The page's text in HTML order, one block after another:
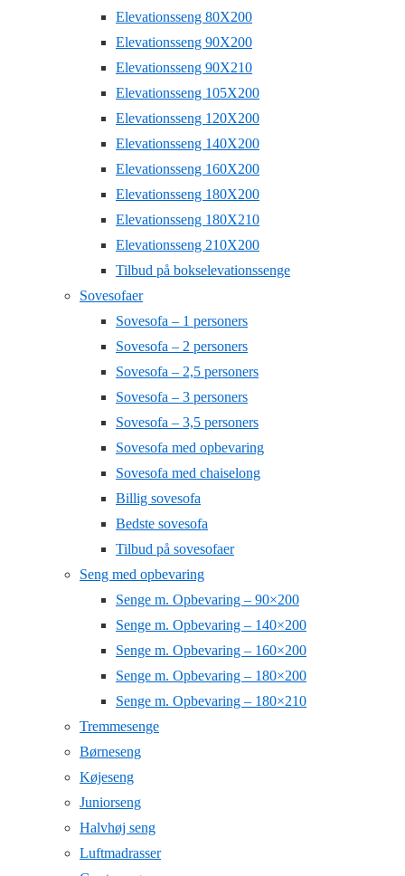
Elevationsseng 80X200
Elevationsseng 90X200
Elevationsseng 90X210
Elevationsseng 105X200
Elevationsseng 120X200
Elevationsseng 140X200
Elevationsseng 160X200
Elevationsseng 180X200
Elevationsseng 180X210
Elevationsseng 210X200
Tilbud på bokselevationssenge
Sovesofaer
Sovesofa – 1 personers
Sovesofa – 2 personers
Sovesofa – 2,5 personers
Sovesofa – 3 personers
Sovesofa – 3,5 personers
Sovesofa med opbevaring
Sovesofa med chaiselong
Billig sovesofa
Bedste sovesofa
Tilbud på sovesofaer
Seng med opbevaring
Senge m. Opbevaring – 90×200
Senge m. Opbevaring – 140×200
Senge m. Opbevaring – 160×200
Senge m. Opbevaring – 180×200
Senge m. Opbevaring – 180×210
Tremmesenge
Børneseng
Køjeseng
Juniorseng
Halvhøj seng
Luftmadrasser